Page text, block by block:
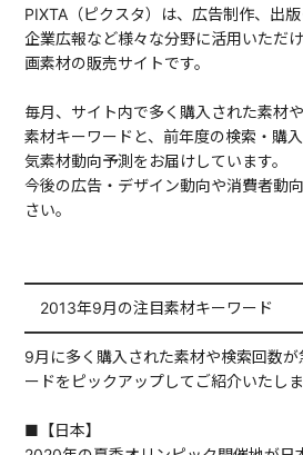
PIXTA（ピクスタ）は、広告制作、出版
企業広報など様々な分野に活用いただ
画素材の販売サイトです。
毎月、サイト内で多く購入された素材
素材キーワードと、前年度の検索・購
気素材動向予測をお届けしています。
今後の広告・デザイン動向や消費者動
さい。
2013年9月の注目素材キーワード
9月に多く購入された素材や検索回数
ードをピックアップしてご紹介いたしま
■【日本】